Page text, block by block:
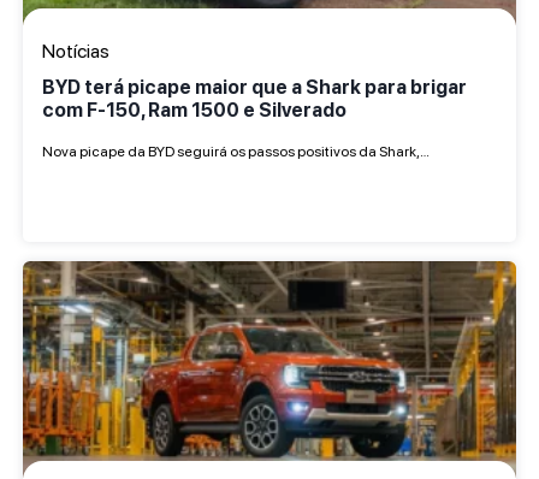
Notícias
BYD terá picape maior que a Shark para brigar
com F-150, Ram 1500 e Silverado
Nova picape da BYD seguirá os passos positivos da Shark,…